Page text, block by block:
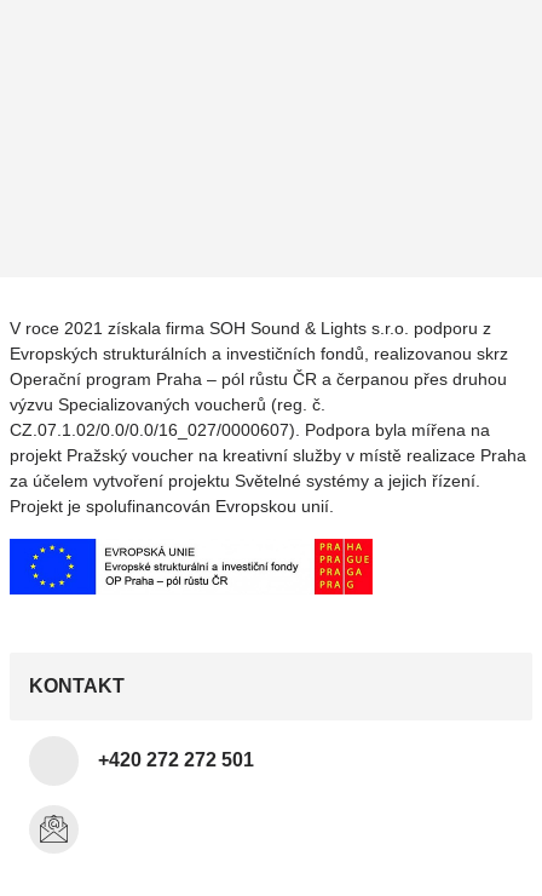
V roce 2021 získala firma SOH Sound & Lights s.r.o. podporu z
Evropských strukturálních a investičních fondů, realizovanou skrz
Operační program Praha – pól růstu ČR a čerpanou přes druhou
výzvu Specializovaných voucherů (reg. č.
CZ.07.1.02/0.0/0.0/16_027/0000607). Podpora byla mířena na
projekt Pražský voucher na kreativní služby v místě realizace Praha
za účelem vytvoření projektu Světelné systémy a jejich řízení.
Projekt je spolufinancován Evropskou unií.
KONTAKT
+420 272 272 501